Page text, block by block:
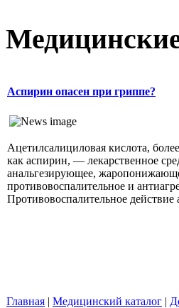
Аспирин опасен при гриппе?
Ацетилсалициловая кислота,
как аспирин, — лекарственное
анальгезирующее,
противовоспалительное и
Противовоспалительное действие
Главная | Медицинский каталог |